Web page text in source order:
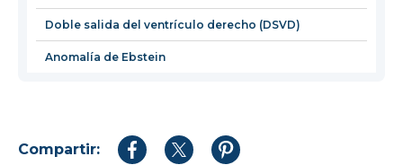
Doble salida del ventrículo derecho (DSVD)
Anomalía de Ebstein
Compartir:
CompartirCompartirCompartir